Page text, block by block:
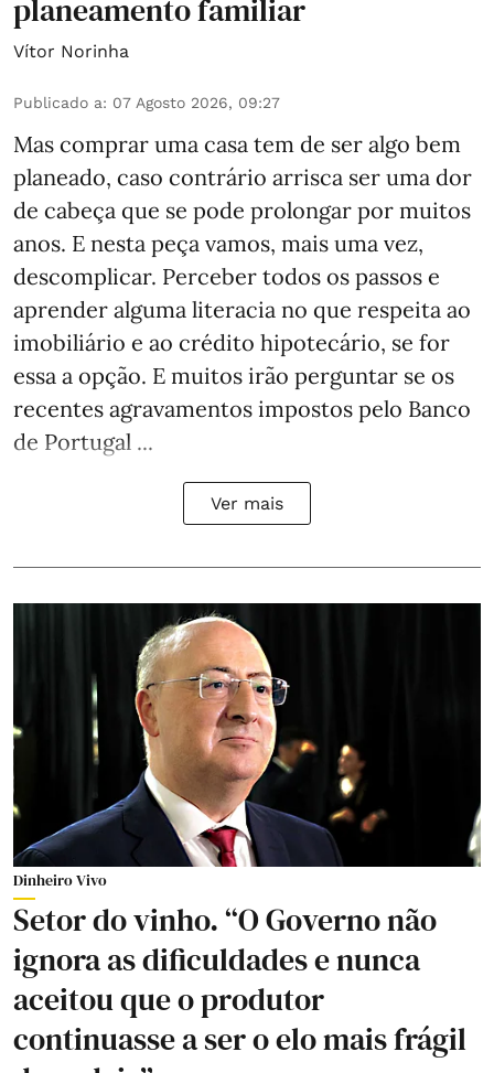
planeamento familiar
Vítor Norinha
Publicado a: 07 Agosto 2026, 09:27
Mas comprar uma casa tem de ser algo bem
planeado, caso contrário arrisca ser uma dor
de cabeça que se pode prolongar por muitos
anos. E nesta peça vamos, mais uma vez,
descomplicar. Perceber todos os passos e
aprender alguma literacia no que respeita ao
imobiliário e ao crédito hipotecário, se for
essa a opção. E muitos irão perguntar se os
recentes agravamentos impostos pelo Banco
de Portugal ...
Ver mais
Dinheiro Vivo
Setor do vinho. “O Governo não
ignora as dificuldades e nunca
aceitou que o produtor
continuasse a ser o elo mais frágil